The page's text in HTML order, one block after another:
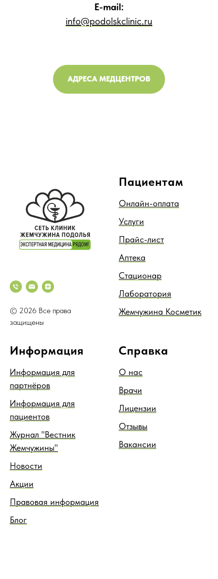
E-mail:
info@podolskclinic.ru
АДРЕСА МЕДЦЕНТРОВ
© 2026 Все права
защищены
Пациентам
Онлайн-оплата
Услуги
Прайс-лист
Аптека
Стационар
Лаборатория
Жемчужина Косметик
Информация
Информация для
партнёров
Информация для
пациентов
Журнал "Вестник
Жемчужины"
Новости
Акции
Правовая информация
Блог
Справка
О нас
Врачи
Лицензии
Отзывы
Вакансии